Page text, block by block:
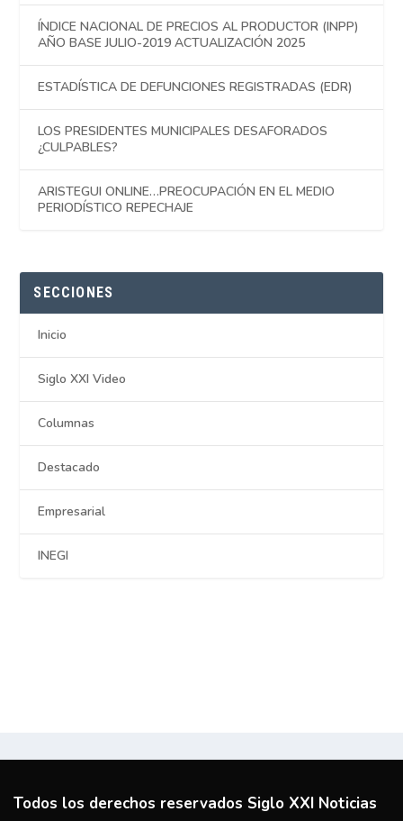
ÍNDICE NACIONAL DE PRECIOS AL PRODUCTOR (INPP)
AÑO BASE JULIO-2019 ACTUALIZACIÓN 2025
ESTADÍSTICA DE DEFUNCIONES REGISTRADAS (EDR)
LOS PRESIDENTES MUNICIPALES DESAFORADOS
¿CULPABLES?
ARISTEGUI ONLINE…PREOCUPACIÓN EN EL MEDIO
PERIODÍSTICO REPECHAJE
SECCIONES
Inicio
Siglo XXI Video
Columnas
Destacado
Empresarial
INEGI
Todos los derechos reservados Siglo XXI Noticias